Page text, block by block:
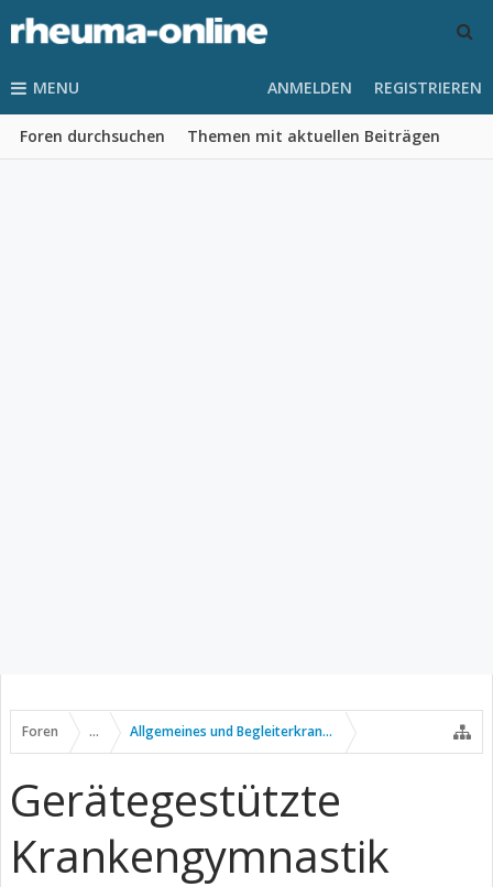
MENU
Foren durchsuchen Themen mit aktuellen Beiträgen
ANMELDEN REGISTRIEREN
Foren ... Allgemeines und Begleiterkrankungen
Gerätegestützte
Krankengymnastik